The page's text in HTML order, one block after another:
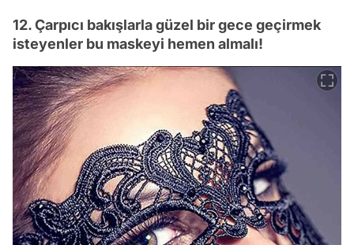
12. Çarpıcı bakışlarla güzel bir gece geçirmek
isteyenler bu maskeyi hemen almalı!